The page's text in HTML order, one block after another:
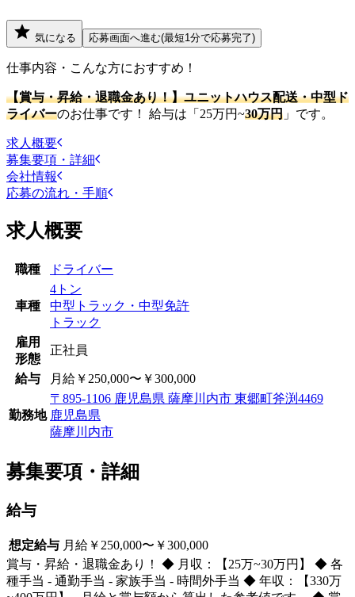
気になる 応募画面へ進む(最短1分で応募完了)
仕事内容・こんな方におすすめ！
【賞与・昇給・退職金あり！】ユニットハウス配送・中型ド
ライバーのお仕事です！ 給与は「25万円~30万円 」です。
求人概要
募集要項・詳細
会社情報
応募の流れ・手順
求人概要
職種 ドライバー
車種
4トン
中型トラック・中型免許
トラック
雇用
形態
正社員
給与 月給￥250,000〜￥300,000
勤務地
〒895-1106 鹿児島県 薩摩川内市 東郷町斧渕4469
鹿児島県
薩摩川内市
募集要項・詳細
給与
想定給与 月給￥250,000〜￥300,000
賞与・昇給・退職金あり！ ◆ 月収：【25万~30万円】 ◆ 各
種手当 - 通勤手当 - 家族手当 - 時間外手当 ◆ 年収：【330万